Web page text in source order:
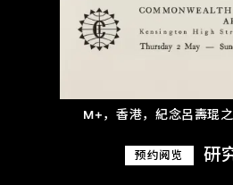
M+，香港，紀念呂壽琨
预约阅览 研
探索世界顶级的二十及
文化藏品。